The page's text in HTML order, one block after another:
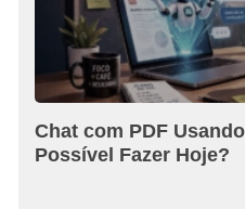
Chat com PDF
Possível Fazer Hoje?